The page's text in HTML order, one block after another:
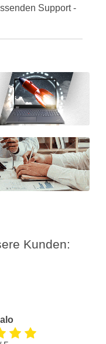
Support -
Kunden: